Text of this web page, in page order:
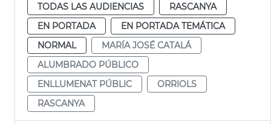
TODAS LAS AUDIENCIAS
RASCANYA
EN PORTADA
EN PORTADA TEMÁTICA
NORMAL
MARÍA JOSÉ CATALÁ
ALUMBRADO PÚBLICO
ENLLUMENAT PÚBLIC
ORRIOLS
RASCANYA